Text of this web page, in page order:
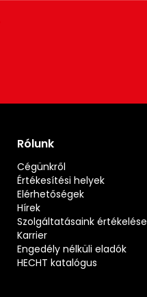
Rólunk
Cégünkről
Értékesítési helyek
Elérhetőségek
Hírek
Szolgáltatásaink értékelése
Karrier
Engedély nélküli eladók
HECHT katalógus